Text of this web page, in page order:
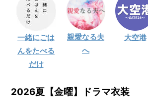
一緒にごは
んをたべる
だけ
親愛なる夫
へ
大空港
2026夏【金曜】ドラマ衣装